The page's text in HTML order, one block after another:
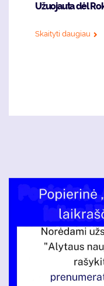
Užuojauta dėl
Skaityti daugiau